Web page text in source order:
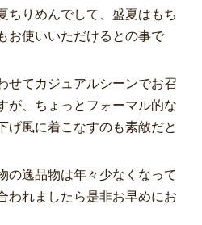
ちりめんでして、盛夏はもち
お使いいただけるとの事で
せてカジュアルシーンでお召
が、ちょっとフォーマル的な
げ風に着こなすのも素敵だと
の逸品物は年々少なくなって
われましたら是非お早めにお